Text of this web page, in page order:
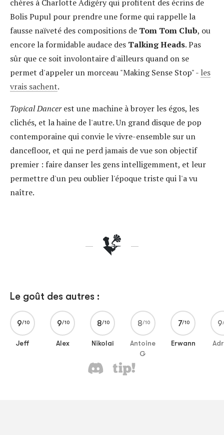
chères à Charlotte Adigéry qui profitent des écrins de
Bolis Pupul pour prendre une forme qui rappelle la
fausse naïveté des compositions de Tom Tom Club, ou
encore la formidable audace des Talking Heads. Pas
sûr que ce soit involontaire d'ailleurs quand on se
permet d'appeler un morceau "Making Sense Stop" - les
vrais sachent.
Topical Dancerest une machine à broyer les égos, les
clichés, et la haine de l'autre. Un grand disque de pop
contemporaine qui convie le vivre-ensemble sur un
dancefloor, et qui ne perd jamais de vue son objectif
premier : faire danser les gens intelligemment, et leur
permettre d'un peu oublier l'époque triste qui l'a vu
naître.
Le goût des autres :
9
Jeff
9
Alex
8
Nikolaï
8
Antoine
G
7
Erwann
9